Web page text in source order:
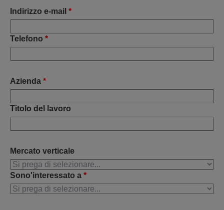
Indirizzo e-mail *
Telefono *
Azienda *
Titolo del lavoro
Mercato verticale
Sono'interessato a *